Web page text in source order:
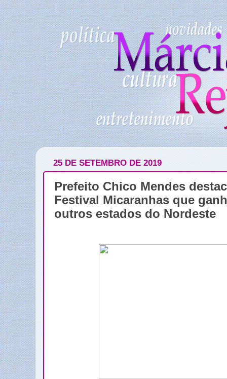
25 DE SETEMBRO DE 2019
Prefeito Chico Mendes
Festival Micaranhas que
outros estados do Nordeste